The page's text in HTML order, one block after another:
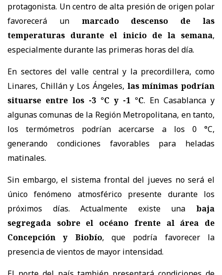
protagonista. Un centro de alta presión de origen polar
favorecerá un marcado descenso de las
temperaturas durante el inicio de la semana,
especialmente durante las primeras horas del día.
En sectores del valle central y la precordillera, como
Linares, Chillán y Los Ángeles, las mínimas podrían
situarse entre los -3 °C y -1 °C. En Casablanca y
algunas comunas de la Región Metropolitana, en tanto,
los termómetros podrían acercarse a los 0 °C,
generando condiciones favorables para heladas
matinales.
Sin embargo, el sistema frontal del jueves no será el
único fenómeno atmosférico presente durante los
próximos días. Actualmente existe una baja
segregada sobre el océano frente al área de
Concepción y Biobío, que podría favorecer la
presencia de vientos de mayor intensidad.